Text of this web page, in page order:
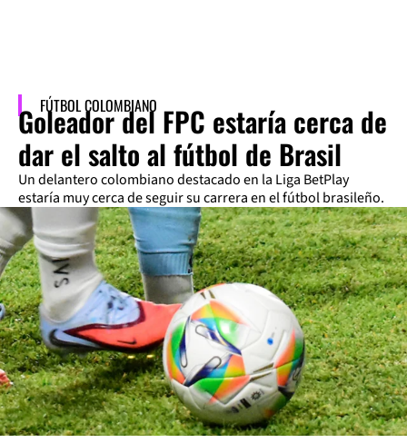
FÚTBOL COLOMBIANO
Goleador del FPC estaría cerca de
dar el salto al fútbol de Brasil
Un delantero colombiano destacado en la Liga BetPlay
estaría muy cerca de seguir su carrera en el fútbol brasileño.